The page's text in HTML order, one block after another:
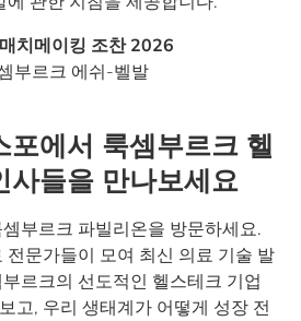
치메이킹 조찬 2026
부르크 에쉬-벨발
포에서 룩셈부르크 헬
사들을 만나보세요
부르크 파빌리온을 방문하세요.
전문가들이 모여 최신 의료 기술 발
르크의 선도적인 헬스테크 기업
고, 우리 생태계가 어떻게 성장 전